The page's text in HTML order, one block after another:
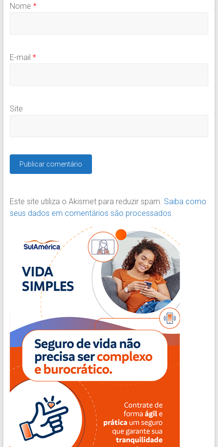
Nome *
E-mail *
Site
Este site utiliza o Akismet para reduzir spam. Saiba como
seus dados em comentários são processados